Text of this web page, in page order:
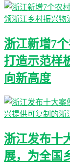
浙江新增7
打造示范样
向新高度
浙江发布十
展，为全国